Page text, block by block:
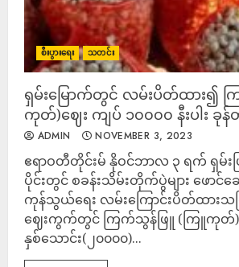
စီးပွားရေး သတင်း
ရှမ်းမြောက်တွင် လမ်းပိတ်ထား၍
ကုတ်)ဈေး ကျပ် ၁၀၀၀၀ နီးပါး ခု
ADMIN NOVEMBER 3, 2023
ဧရာဝတီတိုင်းမ် နိုဝင်ဘာလ ၃ ရက် ရှမ်း
ပိုင်းတွင် စခန်းသိမ်းတိုက်ပွဲများ ဖောင်
ကုန်သွယ်ရေး လမ်းကြောင်းပိတ်ထားသ
ဈေးကွက်တွင် ကြက်သွန်ဖြူ (ကြူကုတ်
နှစ်သောင်း(၂၀၀၀၀)...